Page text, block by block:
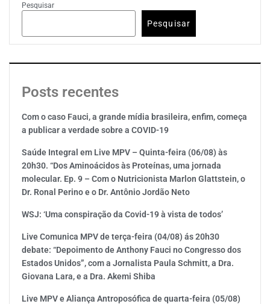
Pesquisar
Pesquisar
Posts recentes
Com o caso Fauci, a grande mídia brasileira, enfim, começa
a publicar a verdade sobre a COVID-19
Saúde Integral em Live MPV – Quinta-feira (06/08) às
20h30. “Dos Aminoácidos às Proteínas, uma jornada
molecular. Ep. 9 – Com o Nutricionista Marlon Glattstein, o
Dr. Ronal Perino e o Dr. Antônio Jordão Neto
WSJ: ‘Uma conspiração da Covid-19 à vista de todos’
Live Comunica MPV de terça-feira (04/08) ás 20h30
debate: “Depoimento de Anthony Fauci no Congresso dos
Estados Unidos”, com a Jornalista Paula Schmitt, a Dra.
Giovana Lara, e a Dra. Akemi Shiba
Live MPV e Aliança Antroposófica de quarta-feira (05/08)